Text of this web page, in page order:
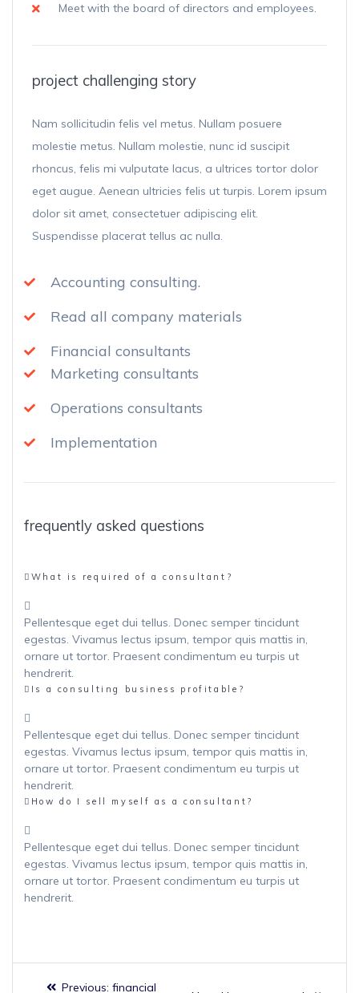
Meet with the board of directors and employees.
project challenging story
Nam sollicitudin felis vel metus. Nullam posuere
molestie metus. Nullam molestie, nunc id suscipit
rhoncus, felis mi vulputate lacus, a ultrices tortor dolor
eget augue. Aenean ultricies felis ut turpis. Lorem ipsum
dolor sit amet, consectetuer adipiscing elit.
Suspendisse placerat tellus ac nulla.
Accounting consulting.
Read all company materials
Financial consultants
Marketing consultants
Operations consultants
Implementation
frequently asked questions
What is required of a consultant?
Pellentesque eget dui tellus. Donec semper tincidunt
egestas. Vivamus lectus ipsum, tempor quis mattis in,
ornare ut tortor. Praesent condimentum eu turpis ut
hendrerit.
Is a consulting business profitable?
Pellentesque eget dui tellus. Donec semper tincidunt
egestas. Vivamus lectus ipsum, tempor quis mattis in,
ornare ut tortor. Praesent condimentum eu turpis ut
hendrerit.
How do I sell myself as a consultant?
Pellentesque eget dui tellus. Donec semper tincidunt
egestas. Vivamus lectus ipsum, tempor quis mattis in,
ornare ut tortor. Praesent condimentum eu turpis ut
hendrerit.
Previous: financial